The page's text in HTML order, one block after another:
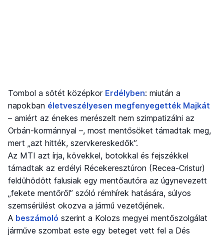
Tombol a sötét középkor Erdélyben: miután a
napokban életveszélyesen megfenyegették Majkát
– amiért az énekes merészelt nem szimpatizálni az
Orbán-kormánnyal –, most mentősöket támadtak meg,
mert „azt hitték, szervkereskedők”.
Az MTI azt írja, kövekkel, botokkal és fejszékkel
támadtak az erdélyi Récekeresztúron (Recea-Cristur)
feldühödött falusiak egy mentőautóra az úgynevezett
„fekete mentőről” szóló rémhírek hatására, súlyos
szemsérülést okozva a jármű vezetőjének.
A beszámoló szerint a Kolozs megyei mentőszolgálat
járműve szombat este egy beteget vett fel a Dés